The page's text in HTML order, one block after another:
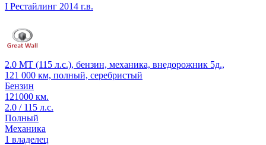
I Рестайлинг 2014 г.в.
2.0 MT (115 л.с.), бензин, механика, внедорожник 5д.,
121 000 км, полный, серебристый
Бензин
121000 км.
2.0 / 115 л.с.
Полный
Механика
1 владелец